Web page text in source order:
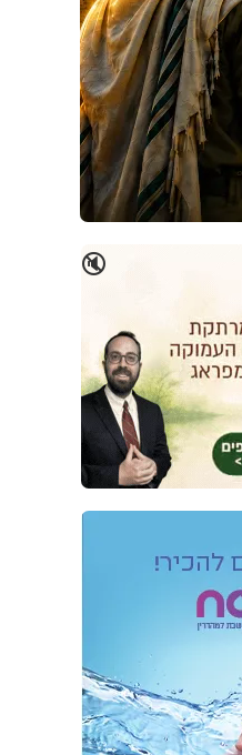
🔇